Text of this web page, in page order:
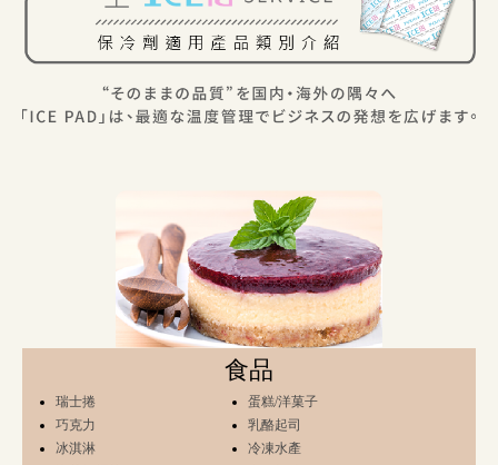
食品
瑞士捲
蛋糕/洋菓子
巧克力
乳酪起司
冰淇淋
冷凍水產